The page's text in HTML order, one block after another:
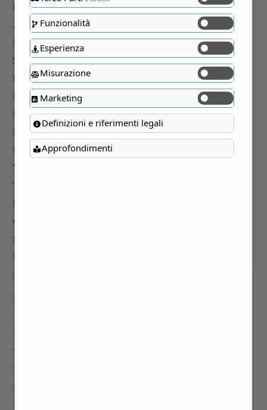
Funzionalità
Esperienza
Misurazione
Marketing
Definizioni e riferimenti legali
Approfondimenti